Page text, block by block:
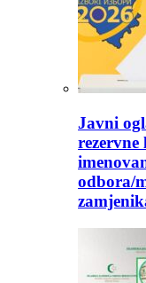
Javni
rezervne
odbora/